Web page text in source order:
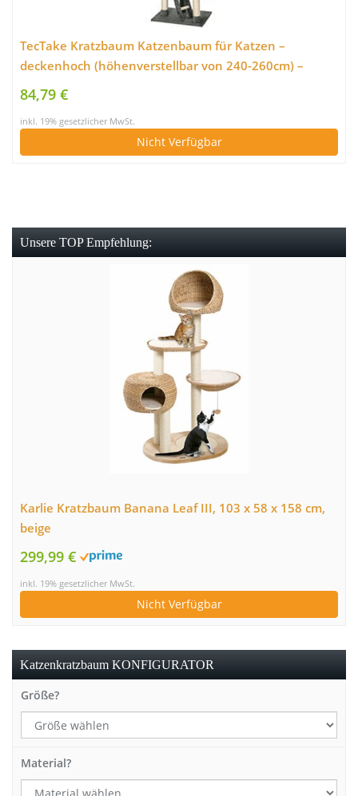
TecTake Kratzbaum Katzenbaum für Katzen –
deckenhoch (höhenverstellbar von 240-260cm) –
Diverse Farben – (Grau-Weiß | Nr. 401640)
84,79 €
inkl. 19% gesetzlicher MwSt.
Nicht Verfügbar
Unsere TOP Empfehlung:
Karlie Kratzbaum Banana Leaf III, 103 x 58 x 158 cm,
beige
299,99 €
inkl. 19% gesetzlicher MwSt.
Nicht Verfügbar
Katzenkratzbaum KONFIGURATOR
Größe?
Material?